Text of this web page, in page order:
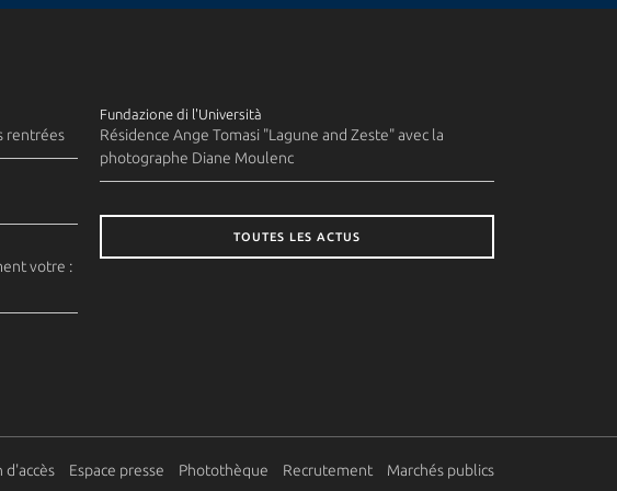
rentrées
votre :
Fundazione di l'Università
Résidence Ange Tomasi "Lagune and Zeste" avec la
photographe Diane Moulenc
TOUTES LES ACTUS
d'accès Espace presse Photothèque Recrutement Marchés publics